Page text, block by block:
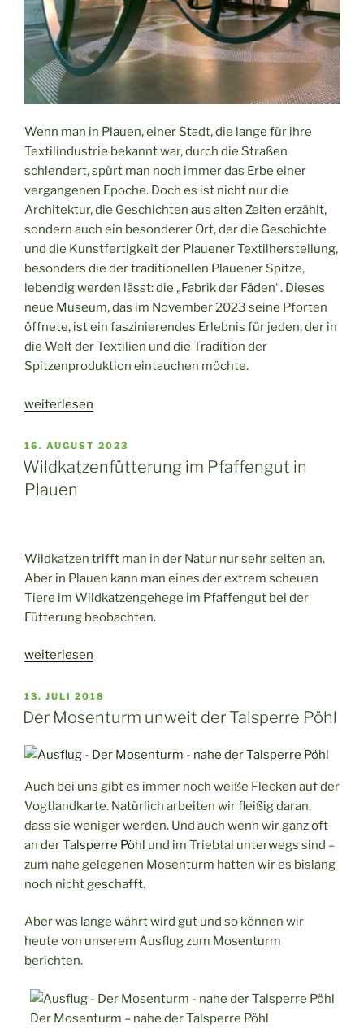
Wenn man in Plauen, einer Stadt, die lange für ihre
Textilindustrie bekannt war, durch die Straßen
schlendert, spürt man noch immer das Erbe einer
vergangenen Epoche. Doch es ist nicht nur die
Architektur, die Geschichten aus alten Zeiten erzählt,
sondern auch ein besonderer Ort, der die Geschichte
und die Kunstfertigkeit der Plauener Textilherstellung,
besonders die der traditionellen Plauener Spitze,
lebendig werden lässt: die „Fabrik der Fäden“. Dieses
neue Museum, das im November 2023 seine Pforten
öffnete, ist ein faszinierendes Erlebnis für jeden, der in
die Welt der Textilien und die Tradition der
Spitzenproduktion eintauchen möchte.
„Das
Fabrik
der
Fäden
Reise
durch
die
faszinierende
der
weiterlesen
VERÖFFENTLICHT
AM
16. AUGUST 2023
Wildkatzenfütterung im Pfaffengut in
Plauen
Wildkatzen trifft man in der Natur nur sehr selten an.
Aber in Plauen kann man eines der extrem scheuen
Tiere im Wildkatzengehege im Pfaffengut bei der
Fütterung beobachten.
„Wildkatzenfütterung
Pfaffengut
in
weiterlesen
VERÖFFENTLICHT
AM
13. JULI 2018
Der Mosenturm unweit der Talsperre Pöhl
Auch bei uns gibt es immer noch weiße Flecken auf der
Vogtlandkarte. Natürlich arbeiten wir fleißig daran,
dass sie weniger werden. Und auch wenn wir ganz oft
an derTalsperre Pöhl und im Triebtal unterwegs sind –
zum nahe gelegenen Mosenturm hatten wir es bislang
noch nicht geschafft.
Aber was lange währt wird gut und so können wir
heute von unserem Ausflug zum Mosenturm
berichten.
Der Mosenturm – nahe der Talsperre Pöhl